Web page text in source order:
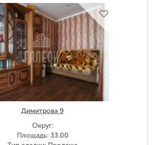
Димитрова 9
Округ:
Площадь: 33.00